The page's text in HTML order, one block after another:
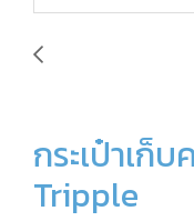
กระเป๋าเก็
Tripple